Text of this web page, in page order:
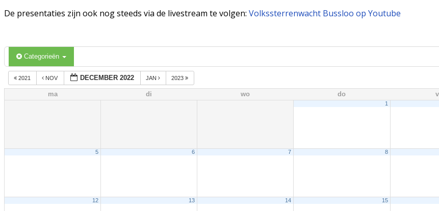
De presentaties zijn ook nog steeds via de livestream te volgen: Volkssterrenwacht Bussloo op Youtube
Categorieën
2021 NOV DECEMBER 2022 JAN 2023
ma di wo do
1
5 6 7 8
12 13 14 15